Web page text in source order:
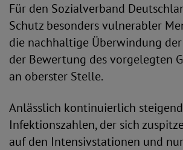
Für den Sozialverband
Schutz besonders vulnerabler
die nachhaltige Überwindung
der Bewertung des vorgelegten
an oberster Stelle.
Anlässlich kontinuierlich
Infektionszahlen, der sich
auf den Intensivstationen und